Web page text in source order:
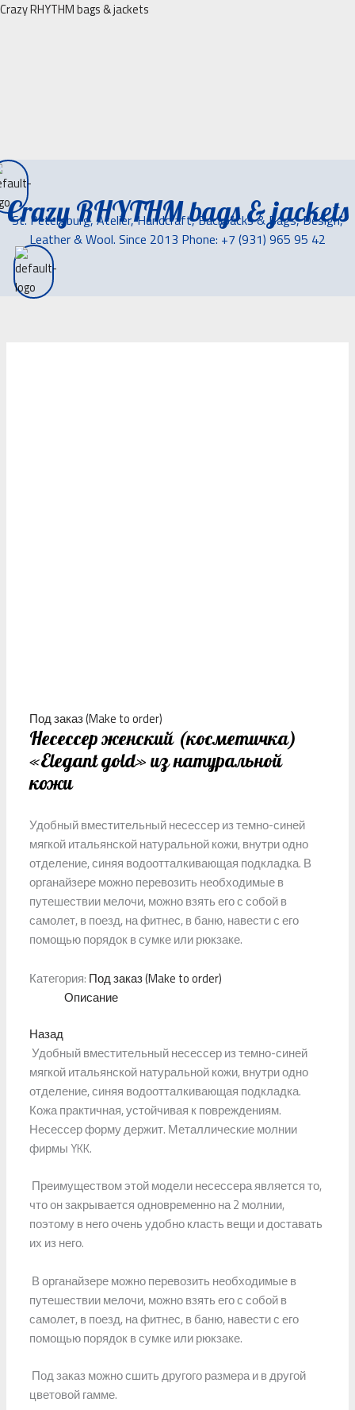
Перейти
Crazy RHYTHM bags & jackets
Crazy RHYTHM bags & jackets
St. Petersburg, Atelier, Handcraft, Backpacks & Bags, Design,
Leather & Wool. Since 2013 Phone: +7 (931) 965 95 42
Под заказ (Make to order)
Несессер женский (косметичка)
«Elegant gold» из натуральной
кожи
Удобный вместительный несессер из темно-синей
мягкой итальянской натуральной кожи, внутри одно
отделение, синяя водоотталкивающая подкладка. В
органайзере можно перевозить необходимые в
путешествии мелочи, можно взять его с собой в
самолет, в поезд, на фитнес, в баню, навести с его
помощью порядок в сумке или рюкзаке.
Категория: Под заказ (Make to order)
Описание
Назад
Удобный вместительный несессер из темно-синей
мягкой итальянской натуральной кожи, внутри одно
отделение, синяя водоотталкивающая подкладка.
Кожа практичная, устойчивая к повреждениям.
Несессер форму держит. Металлические молнии
фирмы YKK.
Преимуществом этой модели несессера является то,
что он закрывается одновременно на 2 молнии,
поэтому в него очень удобно класть вещи и доставать
их из него.
В органайзере можно перевозить необходимые в
путешествии мелочи, можно взять его с собой в
самолет, в поезд, на фитнес, в баню, навести с его
помощью порядок в сумке или рюкзаке.
Под заказ можно сшить другого размера и в другой
цветовой гамме.